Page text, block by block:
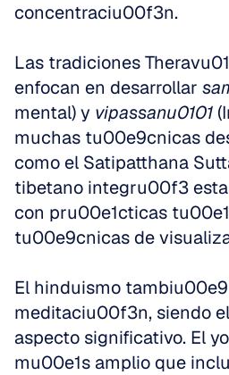
concentraciu00f3n.
Las tradiciones
enfocan en desarrollar
mental) y vipassanu0101
muchas tu00e9cnicas
como el Satipatthana
tibetano integru00f3
con pru00e1cticas
tu00e9cnicas de
El hinduismo
meditaciu00f3n, siendo
aspecto significativo. El
mu00e1s amplio que